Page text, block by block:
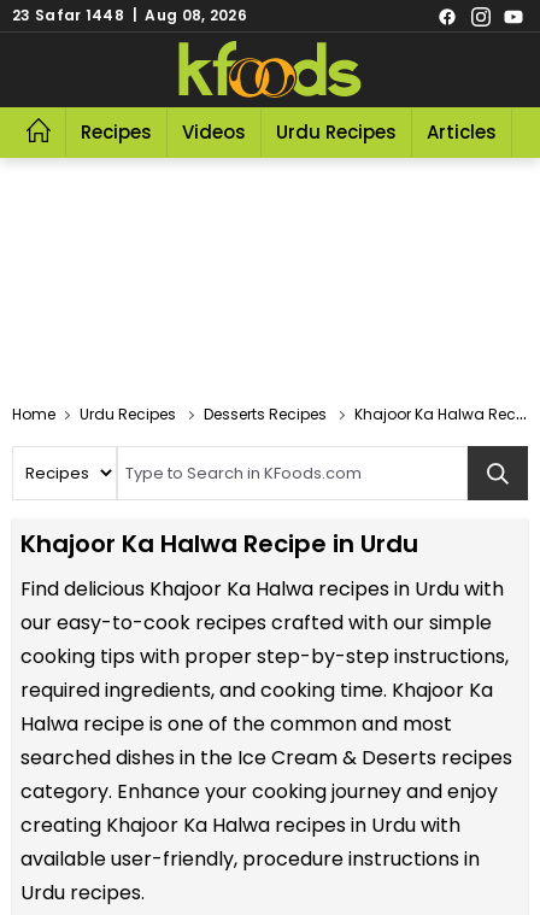
23 Safar 1448 | Aug 08, 2026
Recipes Videos Urdu Recipes Articles
Home Urdu Recipes Desserts Recipes Khajoor Ka Halwa Recipe In Urdu
Khajoor Ka Halwa Recipe in Urdu
Find delicious Khajoor Ka Halwa recipes in Urdu with
our easy-to-cook recipes crafted with our simple
cooking tips with proper step-by-step instructions,
required ingredients, and cooking time. Khajoor Ka
Halwa recipe is one of the common and most
searched dishes in the Ice Cream & Deserts recipes
category. Enhance your cooking journey and enjoy
creating Khajoor Ka Halwa recipes in Urdu with
available user-friendly, procedure instructions in
Urdu recipes.